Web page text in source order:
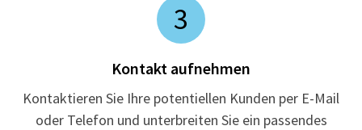
3
Kontakt aufnehmen
Kontaktieren Sie Ihre potentiellen Kunden per E-Mail
oder Telefon und unterbreiten Sie ein passendes